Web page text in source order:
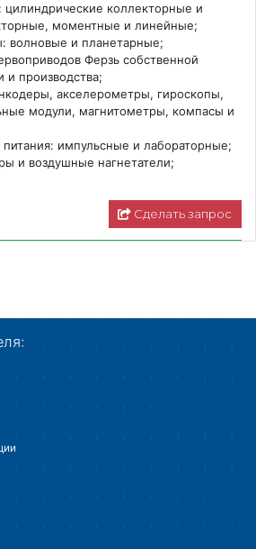
цилиндрические коллекторные и
моментные и линейные;
волновые и планетарные;
Ферзь собственной
и производства;
акселерометры, гироскопы,
модули, магнитометры, компасы и
питания: импульсные и лабораторные;
и воздушные нагнетатели;
Сделать запрос